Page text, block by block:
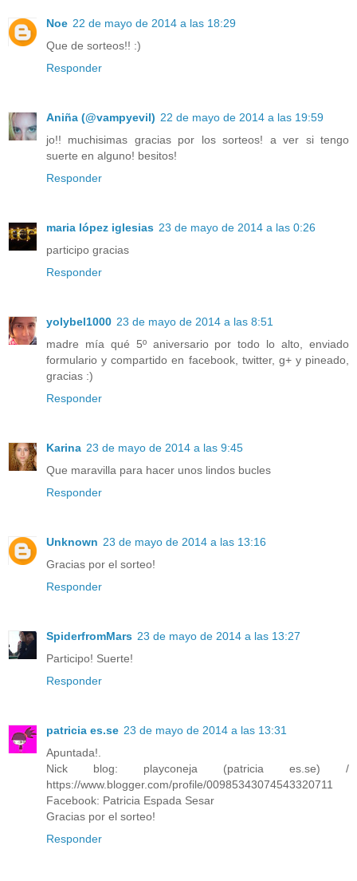
Noe 22 de mayo de 2014 a las 18:29
Que de sorteos!! :)
Responder
Aniña (@vampyevil) 22 de mayo de 2014 a las 19:59
jo!! muchisimas gracias por los sorteos! a ver si tengo
suerte en alguno! besitos!
Responder
maria lópez iglesias 23 de mayo de 2014 a las 0:26
participo gracias
Responder
yolybel1000 23 de mayo de 2014 a las 8:51
madre mía qué 5º aniversario por todo lo alto, enviado
formulario y compartido en facebook, twitter, g+ y pineado,
gracias :)
Responder
Karina 23 de mayo de 2014 a las 9:45
Que maravilla para hacer unos lindos bucles
Responder
Unknown 23 de mayo de 2014 a las 13:16
Gracias por el sorteo!
Responder
SpiderfromMars 23 de mayo de 2014 a las 13:27
Participo! Suerte!
Responder
patricia es.se 23 de mayo de 2014 a las 13:31
Apuntada!.
Nick blog: playconeja (patricia es.se) /
https://www.blogger.com/profile/00985343074543320711
Facebook: Patricia Espada Sesar
Gracias por el sorteo!
Responder